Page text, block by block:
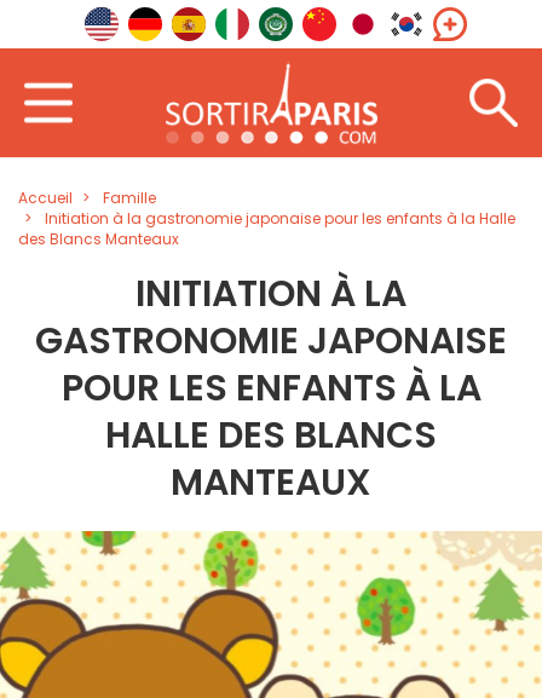
Accueil
Famille
Initiation à la gastronomie japonaise pour les enfants à la Halle
des Blancs Manteaux
INITIATION À LA
GASTRONOMIE JAPONAISE
POUR LES ENFANTS À LA
HALLE DES BLANCS
MANTEAUX